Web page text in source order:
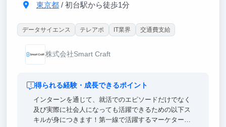
東京都/ 初台駅から徒歩1分
データサイエンス テレアポ IT業界 交通費支給
株式会社Smart Craft
得られる経験・成長できるポイント
インターンを通じて、就活でのエピソードだけでなく
及び実際に社会人になっても活躍できるための以下ス
キルが身につきます！第一線で活躍するマーケターか